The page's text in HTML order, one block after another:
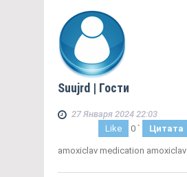
Suujrd | Гости
27 Января 2024 22:03
Like
0 ` Цитата
amoxiclav medication